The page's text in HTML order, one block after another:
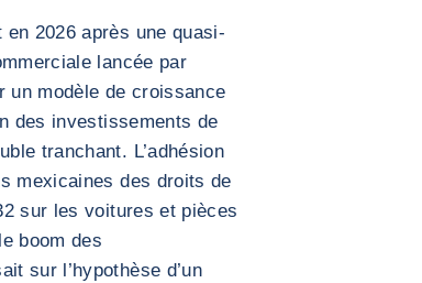
2026 après une quasi-
lancée par
un modèle de croissance
des investissements de
tranchant. L’adhésion
mexicaines des droits de
sur les voitures et pièces
boom des
sur l’hypothèse d’un